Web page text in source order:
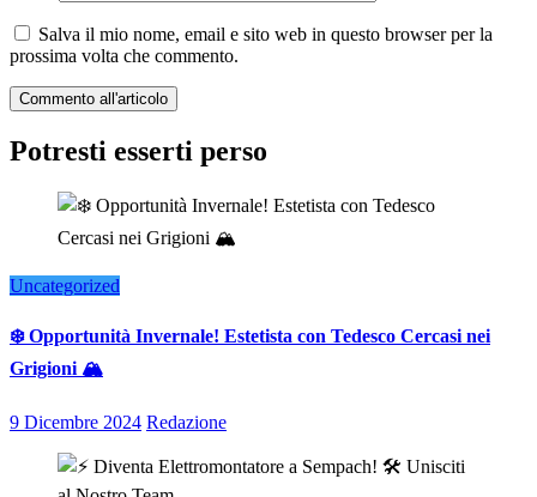
Salva il mio nome, email e sito web in questo browser per la
prossima volta che commento.
Potresti esserti perso
Uncategorized
❄️ Opportunità Invernale! Estetista con Tedesco Cercasi nei
Grigioni 🏔️
9 Dicembre 2024 Redazione